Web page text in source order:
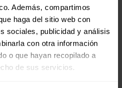
Además, compartimos
haga del sitio web con
sociales, publicidad y análisis
con otra información
o que hayan recopilado a
de sus servicios.